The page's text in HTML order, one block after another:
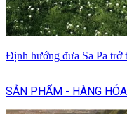
Định hướng đưa Sa Pa trở
SẢN PHẨM - HÀNG